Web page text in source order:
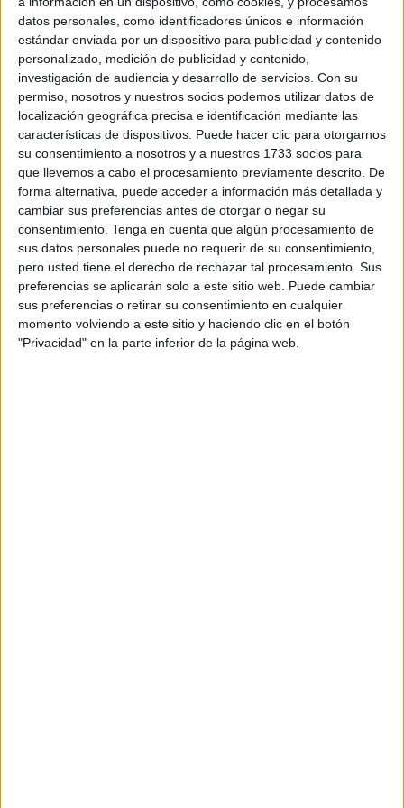
datos personales, como identificadores únicos e información
estándar enviada por un dispositivo para publicidad y contenido
personalizado, medición de publicidad y contenido,
investigación de audiencia y desarrollo de servicios. Con su
permiso, nosotros y nuestros socios podemos utilizar datos de
localización geográfica precisa e identificación mediante las
características de dispositivos. Puede hacer clic para otorgarnos
su consentimiento a nosotros y a nuestros 1733 socios para
que llevemos a cabo el procesamiento previamente descrito. De
forma alternativa, puede acceder a información más detallada y
cambiar sus preferencias antes de otorgar o negar su
consentimiento. Tenga en cuenta que algún procesamiento de
sus datos personales puede no requerir de su consentimiento,
pero usted tiene el derecho de rechazar tal procesamiento. Sus
preferencias se aplicarán solo a este sitio web. Puede cambiar
sus preferencias o retirar su consentimiento en cualquier
momento volviendo a este sitio y haciendo clic en el botón
"Privacidad" en la parte inferior de la página web.
esencias a la hora de
inhabilitar la financiación
de la UNRWA, Estados
Unidos es el mayor
exportador y distribuidor
de armas a Israel”
Entretanto, el bloqueo tanto aéreo como terrestre y
marítimo que Israel practica contra la Franja de Gaza
desde 2007, así como las limitaciones de entrada
aplicadas por Egipto, condicionan cuantitativamente el
ingreso en este territorio de personas, alimentos,